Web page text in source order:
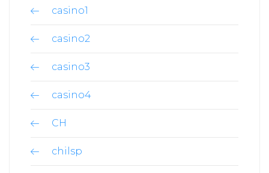
casino1
casino2
casino3
casino4
CH
chilsp